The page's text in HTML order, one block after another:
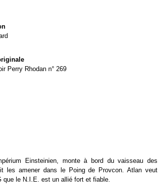
Perry Rhodan n° 269
Einsteinien, monte à bord du vaisseau des
les amener dans le Poing de Provcon. Atlan veut
que le N.I.E. est un allié fort et fiable.